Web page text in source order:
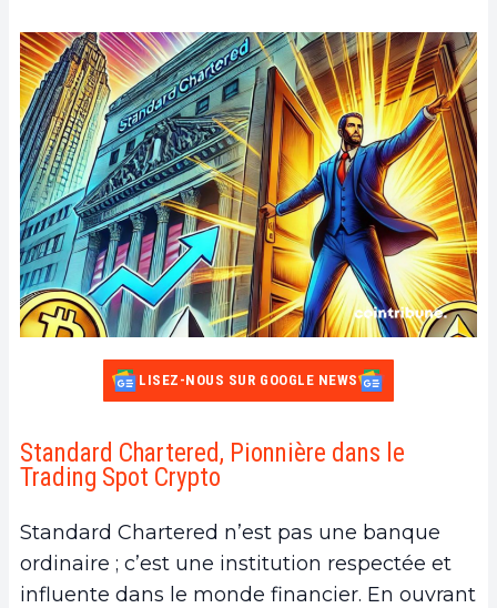
LISEZ-NOUS SUR GOOGLE NEWS
Standard Chartered, Pionnière dans le
Trading Spot Crypto
Standard Chartered n’est pas une banque
ordinaire ; c’est une institution respectée et
influente dans le monde financier. En ouvrant